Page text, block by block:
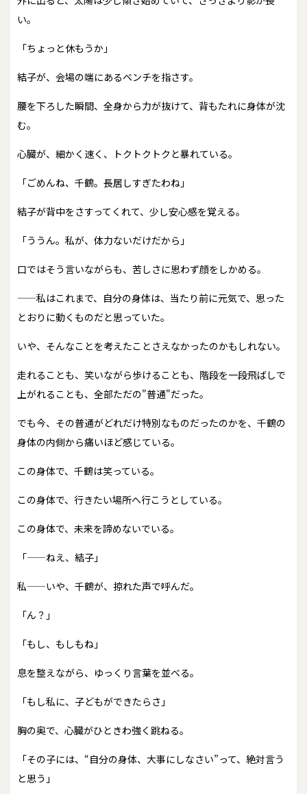
い。
「ちょっと休もうか」
結子が、会場の端にあるベンチを指さす。
腰を下ろした瞬間、全身から力が抜けて、背もたれに身体が沈
む。
心臓が、細かく速く、トクトクトクと暴れている。
「ごめんね、千鶴。長居しすぎたわね」
結子が背中をさすってくれて、少し安心感を覚える。
「ううん。私が、体力ないだけだから」
口ではそう言いながらも、苦しさに思わず顔をしかめる。
——私はこれまで、自分の身体は、当たり前に元気で、思った
とおりに動くものだと思っていた。
いや、そんなことを考えたことさえなかったのかもしれない。
走れることも、笑いながら歩けることも、階段を一段飛ばしで
上がれることも、全部ただの"普通"だった。
でも今、その普通がどれだけ特別なものだったのかを、千鶴の
身体の内側から痛いほど感じている。
この身体で、千鶴は笑っている。
この身体で、行きたい場所へ行こうとしている。
この身体で、未来を諦めないでいる。
「——ねえ、結子」
私——いや、千鶴が、掠れた声で呼んだ。
「ん？」
「もし、もしもね」
息を整えながら、ゆっくり言葉を並べる。
「もし私に、子どもができたらさ」
胸の奥で、心臓がひときわ強く跳ねる。
「その子には、“自分の身体、大事にしなさい”って、絶対言う
と思う」